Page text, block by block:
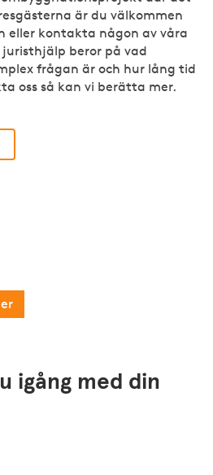
är du välkommen
eller kontakta någon av våra
beror på vad
frågan är och hur lång tid
oss så kan vi berätta mer.
igång med din